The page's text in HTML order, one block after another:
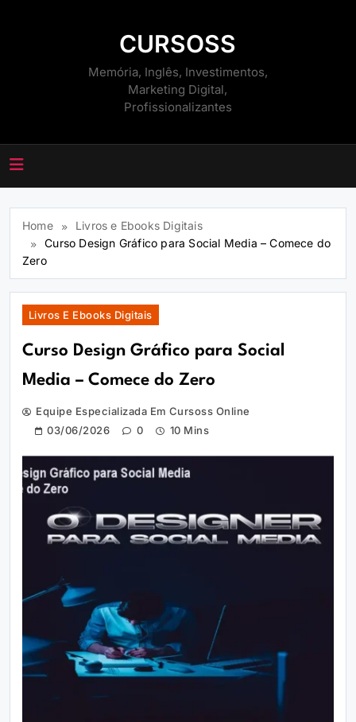
CURSOSS
Memória, Inglês, Investimentos,
Marketing Digital,
Profissionalizantes
Home
Livros e Ebooks Digitais
Curso Design Gráfico para Social Media – Comece do
Zero
Livros E Ebooks Digitais
Curso Design Gráfico para Social
Media – Comece do Zero
Equipe Especializada Em Cursoss Online
03/06/2026
0 10 Mins